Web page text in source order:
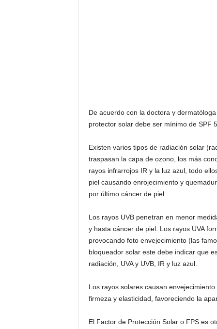
De acuerdo con la doctora y
protector solar debe ser mínimo de SPF
Existen varios tipos de radiación solar
traspasan la capa de ozono, los más
rayos infrarrojos IR y la luz azul, todo
piel causando enrojecimiento y
por último cáncer de piel.
Los rayos UVB penetran en menor
y hasta cáncer de piel. Los rayos UVA
provocando foto envejecimiento (las
bloqueador solar este debe indicar que
radiación, UVA y UVB, IR y luz azul.
Los rayos solares causan
firmeza y elasticidad, favoreciendo la
El Factor de Protección Solar o FPS es